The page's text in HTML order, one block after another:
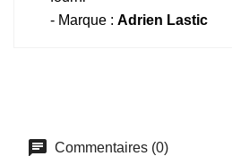
- Marque : Adrien Lastic
Commentaires (0)